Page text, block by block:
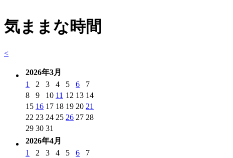
気ままな時間
<
2026年3月
1
2 3 4 5 6
7
8
9 10 11 12 13 14
15 16 17 18 19 20 21
22 23 24 25 26 27 28
29 30 31
2026年4月
1
2 3 4 5 6
7